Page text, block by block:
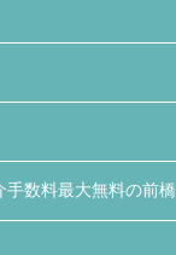
数料最大無料の前橋